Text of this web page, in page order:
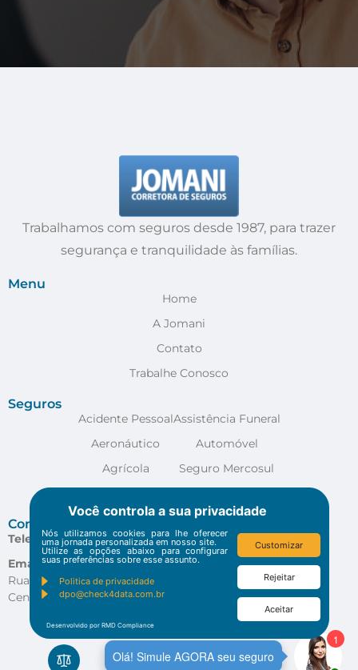
Trabalhamos com seguros desde 1987, para trazer
segurança e tranquilidade às famílias.
Menu
Home
A Jomani
Contato
Trabalhe Conosco
Seguros
Acidente Pessoal
Aeronáutico
Agrícola
Assistência Funeral
Automóvel
Seguro Mercosul
Contato
Telefone:(48) 3029-4400
Email:contato@jomani.com.br
Rua Arcipreste Paiva, Nº 85 – 1 e 2º andar
Centro – Florianópolis – SC – CEP 88.010-530
Todos os direitos reservados.
Você controla a sua privacidade
Nós utilizamos cookies para lhe oferecer
uma jornada personalizada em nosso site.
Utilize as opções abaixo para configurar
suas preferências sobre esse assunto.
Politica de privacidade
dpo@check4data.com.br
Customizar
Rejeitar
Aceitar
Desenvolvido por RMD Compliance